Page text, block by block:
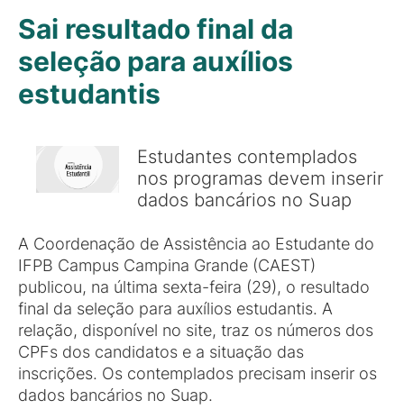
Sai resultado final da
seleção para auxílios
estudantis
Estudantes contemplados
nos programas devem inserir
dados bancários no Suap
A Coordenação de Assistência ao Estudante do
IFPB Campus Campina Grande (CAEST)
publicou, na última sexta-feira (29), o resultado
final da seleção para auxílios estudantis. A
relação, disponível no site, traz os números dos
CPFs dos candidatos e a situação das
inscrições. Os contemplados precisam inserir os
dados bancários no Suap.